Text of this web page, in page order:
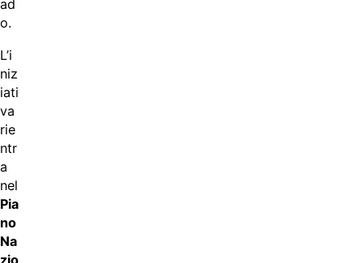
ad
o.
L’i
niz
iati
va
rie
ntr
a
nel
Pia
no
Na
zio